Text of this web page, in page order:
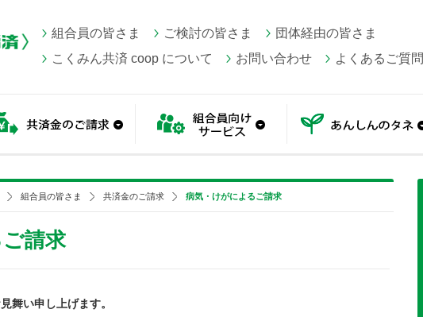
組合員の皆さま ご検討の皆さま
団体経由の皆さま
こくみん共済 coop について
お問い合わせ よくあるご質問
組合員の皆さま 共済金のご請求 病気・けがによるご請求
請求
舞い申し上げます。